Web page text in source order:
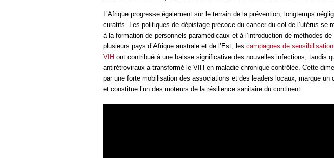
L’Afrique progresse également sur le terrain de la prévention, longtemps
curatifs. Les politiques de dépistage précoce du cancer du col de l’utérus se
à la formation de personnels paramédicaux et à l’introduction de méthodes
plusieurs pays d’Afrique australe et de l’Est, les campagnes de
VIH ont contribué à une baisse significative des nouvelles infections, tandis
antirétroviraux a transformé le VIH en maladie chronique contrôlée. Cette
par une forte mobilisation des associations et des leaders locaux, marque un
et constitue l’un des moteurs de la résilience sanitaire du continent.